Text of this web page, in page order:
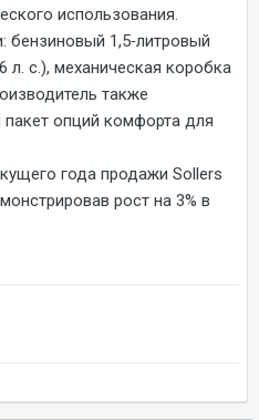
использования.
бензиновый 1,5‑литровый
л. с.), механическая коробка
также
опций комфорта для
года продажи Sollers
рост на 3% в